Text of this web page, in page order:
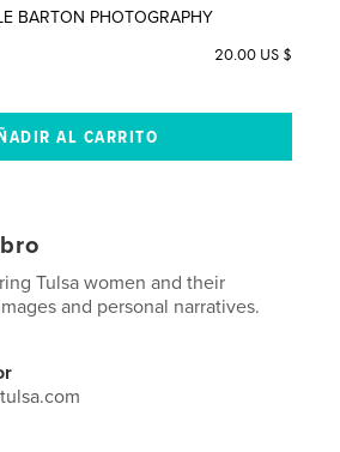
BARTON PHOTOGRAPHY
20.00 US $
Tulsa women and their
and personal narratives.